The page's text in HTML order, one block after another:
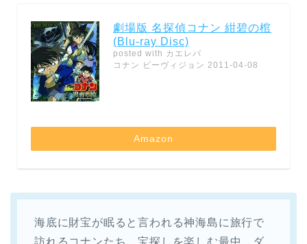
劇場版 名探偵コナン 紺碧の棺
(Blu-ray Disc)
posted with カエレバ
コナン ビーヴィジョン 2011-04-08
Amazon
海底に財宝が眠ると言われる神海島に旅行で
訪れるコナンたち。宝探しを楽しむ最中、ダ